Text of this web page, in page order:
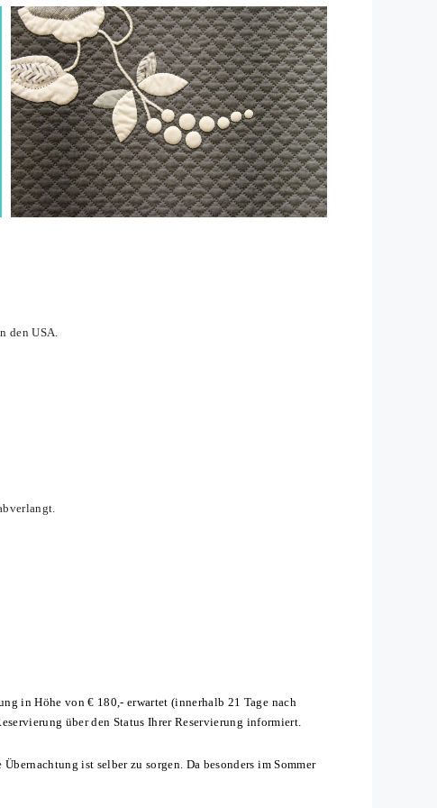
Office 365 Outlook Live
den USA.
in Höhe von € 180,- erwartet (innerhalb 21 Tage nach
über den Status Ihrer Reservierung informiert.
ist selber zu sorgen. Da besonders im Sommer